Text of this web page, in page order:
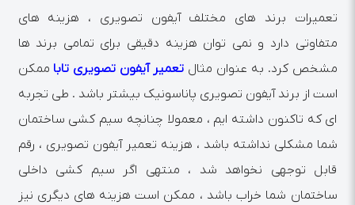
تعمیرات برند های مختلف آیفون تصویری ، هزینه های
متفاوتی دارد و نمی توان هزینه دقیقی برای تمامی برند ها
مشخص کرد. به عنوان مثال تعمیر آیفون تصویری تابا ممکن
است از برند آیفون تصویری پاناسونیک بیشتر باشد . طی تجربه
ای که تاکنون داشته ایم ، معمولا چنانچه سیم کشی ساختمان
شما مشکلی نداشته باشد ، هزینه تعمیر آیفون تصویری ، رقم
قابل توجهی نخواهد شد ، منتهی اگر سیم کشی داخلی
ساختمان شما خراب باشد ، ممکن است هزینه های دیگری نیز